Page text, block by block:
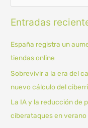
s
p
o
r
:
Entradas
España registra un
tiendas online
Sobrevivir a la era del
nuevo cálculo del
La IA y la reducción de
ciberataques en verano